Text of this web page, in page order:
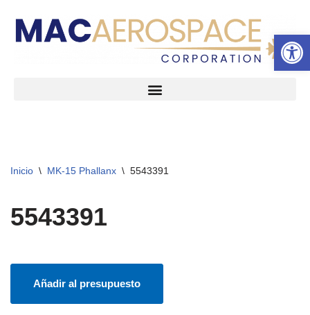
Abrir
Inicio \ MK-15 Phallanx \ 5543391
5543391
Añadir al presupuesto